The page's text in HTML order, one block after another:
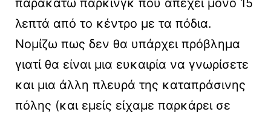
παρακάτω πάρκινγκ που απέχει μόνο 15
λεπτά από το κέντρο με τα πόδια.
Νομίζω πως δεν θα υπάρχει πρόβλημα
γιατί θα είναι μια ευκαιρία να γνωρίσετε
και μια άλλη πλευρά της καταπράσινης
πόλης (και εμείς είχαμε παρκάρει σε